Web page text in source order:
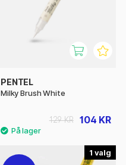
PENTEL
Milky Brush White
104 KR
129 KR
1